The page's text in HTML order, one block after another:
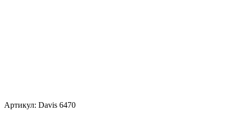
Артикул: Davis 6470